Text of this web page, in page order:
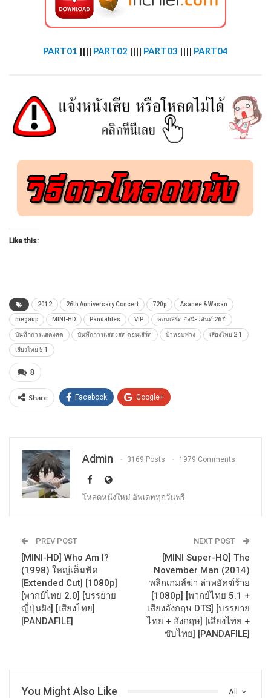
PART01 |||| PART02 |||| PART03 |||| PART04
Like this:
2012 26th Anniversary Concert 720p Asanee & Wasan
megaup MINI-HD Pandafiles VIP คอนเสิร์ต อัสนี-วสันต์ 26 ปี
บันทึกการแสดงสด บันทึกการแสดงสด คอนเสิร์ต บ้าหอบฟาง เสียงไทย 2.1
เสียงไทย 5.1
8
Share Facebook Google+
Admin 3169 Posts 1979 Comments
โหลดหนังใหม่ อัพเดททุกวันฟรี
PREV POST
[MINI-HD] Who Am I?
(1998) ใหญ่เต็มฟัด
[Extended Cut] [1080p]
[พากย์ไทย 2.0] [บรรยาย
ญี่ปุ่นฝัง] [เสียงไทย]
[PANDAFILE]
NEXT POST
[MINI Super-HQ] The
November Man (2014)
พลิกเกมส์ฆ่า ล่าพยัคฆ์ร้าย
[1080p] [พากย์ไทย 5.1 +
เสียงอังกฤษ DTS] [บรรยาย
ไทย + อังกฤษ] [เสียงไทย +
ซับไทย] [PANDAFILE]
All
You Might Also Like